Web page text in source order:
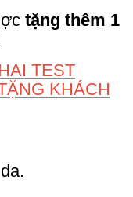
tặng thêm 1
TEST
KHÁCH